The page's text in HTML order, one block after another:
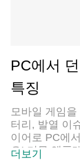
PC에서
특징
모바일 게임
터리, 발열 이
이어로 PC에
요! 미뮤 앱플
더보기